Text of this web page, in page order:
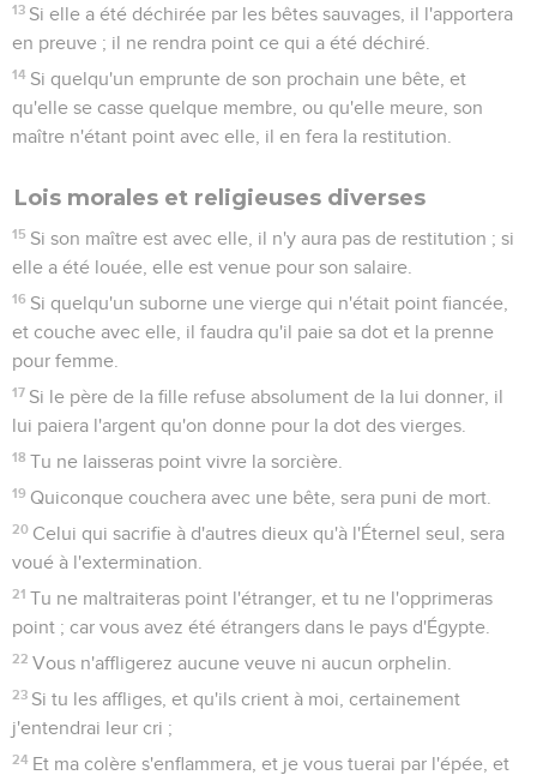
13 Si elle a été déchirée par les bêtes sauvages, il l'apportera
en preuve ; il ne rendra point ce qui a été déchiré.
14 Si quelqu'un emprunte de son prochain une bête, et
qu'elle se casse quelque membre, ou qu'elle meure, son
maître n'étant point avec elle, il en fera la restitution.
Lois morales et religieuses diverses
15 Si son maître est avec elle, il n'y aura pas de restitution ; si
elle a été louée, elle est venue pour son salaire.
16 Si quelqu'un suborne une vierge qui n'était point fiancée,
et couche avec elle, il faudra qu'il paie sa dot et la prenne
pour femme.
17 Si le père de la fille refuse absolument de la lui donner, il
lui paiera l'argent qu'on donne pour la dot des vierges.
18 Tu ne laisseras point vivre la sorcière.
19 Quiconque couchera avec une bête, sera puni de mort.
20 Celui qui sacrifie à d'autres dieux qu'à l'Éternel seul, sera
voué à l'extermination.
21 Tu ne maltraiteras point l'étranger, et tu ne l'opprimeras
point ; car vous avez été étrangers dans le pays d'Égypte.
22 Vous n'affligerez aucune veuve ni aucun orphelin.
23 Si tu les affliges, et qu'ils crient à moi, certainement
j'entendrai leur cri ;
24 Et ma colère s'enflammera, et je vous tuerai par l'épée, et